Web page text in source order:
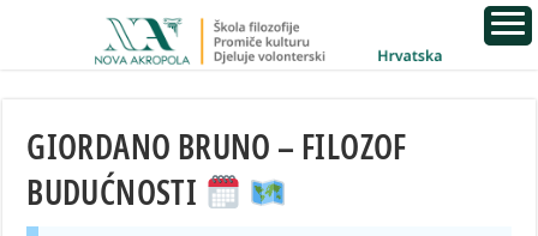
GIORDANO BRUNO – FILOZOF
BUDUĆNOSTI